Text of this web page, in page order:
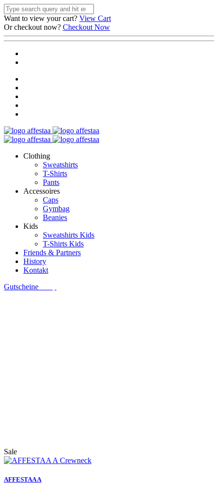
Want to view your cart? View Cart
Or checkout now? Checkout Now
Clothing
Sweatshirts
T-Shirts
Pants
Accessoires
Caps
Gymbag
Beanies
Kids
Sweatshirts Kids
T-Shirts Kids
Friends & Partners
History
Kontakt
Gutscheine
Sale
AFFESTAA A